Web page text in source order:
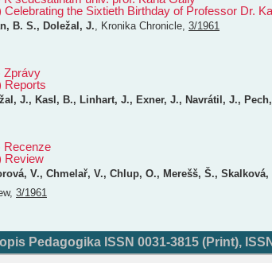
Celebrating the Sixtieth Birthday of Professor Dr.
B. S., Doležal, J., Kronika Chronicle, 3/1961
Zprávy
Reports
J., Kasl, B., Linhart, J., Exner, J., Navrátil, J.,
Recenze
Review
V., Chmelař, V., Chlup, O., Merešš, Š.,
, 3/1961
Pedagogika ISSN 0031-3815 (Print),